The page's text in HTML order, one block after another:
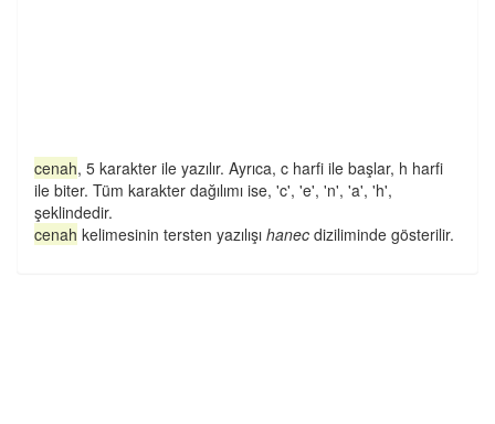
cenah, 5 karakter ile yazılır. Ayrıca, c harfi ile başlar, h harfi
ile biter. Tüm karakter dağılımı ise, 'c', 'e', 'n', 'a', 'h',
şeklindedir.
cenah kelimesinin tersten yazılışı hanec diziliminde gösterilir.